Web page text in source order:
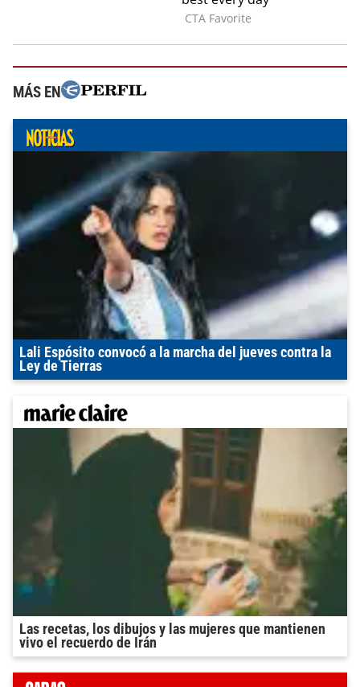
MÁS EN
Lali Espósito convocó a la marcha del jueves contra la
Ley de Tierras
Las recetas, los dibujos y las mujeres que mantienen
vivo el recuerdo de Irán